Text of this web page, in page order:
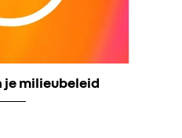
je milieubeleid